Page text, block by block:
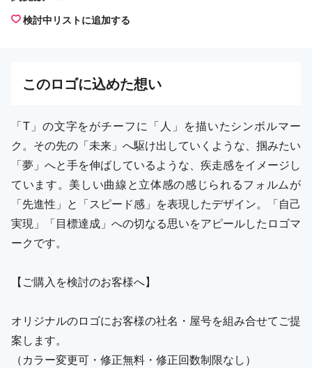
検討中リストに追加する
このロゴに込めた想い
「T」の文字をがチーフに「人」を描いたシンボルマー
ク。その先の「未来」へ駆け出していくような、掴みたい
「夢」へと手を伸ばしているような、疾走感をイメージし
ています。美しい曲線と立体感の感じられるフォルムが
「先進性」と「スピード感」を表現したデザイン。「自己
実現」「目標達成」への切なる思いをアピールしたロゴマ
ークです。
【ご購入を検討のお客様へ】
オリジナルのロゴにお客様の社名・屋号を組み合せてご提
案します。
（カラー変更可・修正無料・修正回数制限なし）